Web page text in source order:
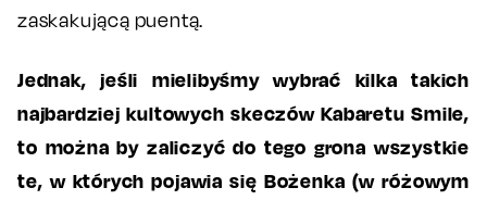
zaskakującą puentą.
Jednak, jeśli mielibyśmy wybrać kilka takich
najbardziej kultowych skeczów Kabaretu Smile,
to można by zaliczyć do tego grona wszystkie
te, w których pojawia się Bożenka (w różowym